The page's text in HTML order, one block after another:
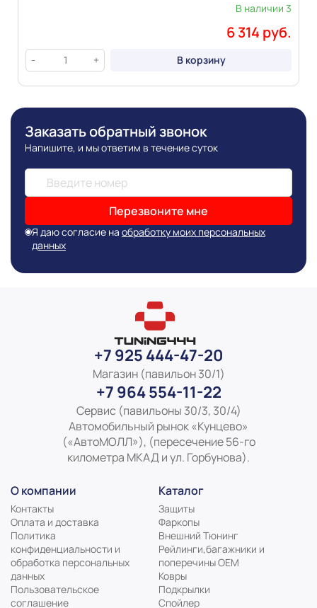
В наличии 3
6 314 руб.
- + В корзину
Заказать обратный звонок
Напишите, и мы ответим в течение суток
Перезвоните мне
Я даю согласие на обработку моих персональных
данных
+7 925 444-47-20
Магазин (павильон 30/1)
+7 964 554-11-22
Сервис (павильоны 30/3, 30/4)
Автомобильный рынок «Кунцево»
(«АвтоМОЛЛ»), (пересечение 56-го
километра МКАД и ул. Горбунова).
О компании
Контакты
Оплата и доставка
Политика
конфиденциальности и
обработка персональных
данных
Пользовательское
соглашение
Каталог
Защиты
Фаркопы
Внешний Тюнинг
Рейлинги,багажники и
поперечины ОЕМ
Ковры
Подкрылки
Спойлер